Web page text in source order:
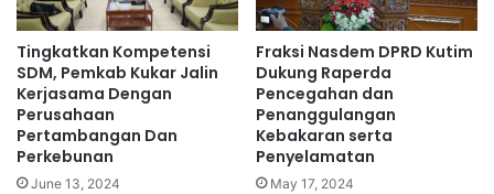
Tingkatkan Kompetensi
SDM, Pemkab Kukar Jalin
Kerjasama Dengan
Perusahaan
Pertambangan Dan
Perkebunan
June 13, 2024
Fraksi Nasdem DPRD Kutim
Dukung Raperda
Pencegahan dan
Penanggulangan
Kebakaran serta
Penyelamatan
May 17, 2024